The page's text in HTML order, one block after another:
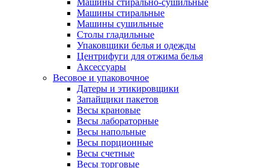
Машины стирально-сушильные
Машины стиральные
Машины сушильные
Столы гладильные
Упаковщики белья и одежды
Центрифуги для отжима белья
Аксессуары
Весовое и упаковочное
Датеры и этикировщики
Запайщики пакетов
Весы крановые
Весы лабораторные
Весы напольные
Весы порционные
Весы счетные
Весы торговые